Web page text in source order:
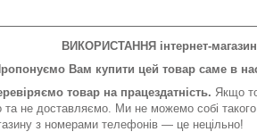
ВИКОРИСТАННЯ інтернет-
Вам купити цей товар саме в
товар на працездатність. Якщо
та не доставляємо. Ми не можемо собі
з номерами телефонів — це нецільно!